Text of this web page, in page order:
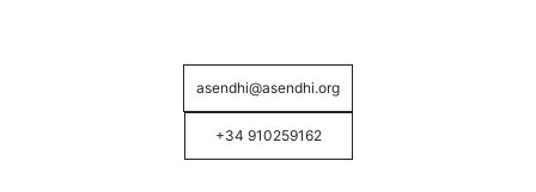
asendhi@asendhi.org
+34 910259162